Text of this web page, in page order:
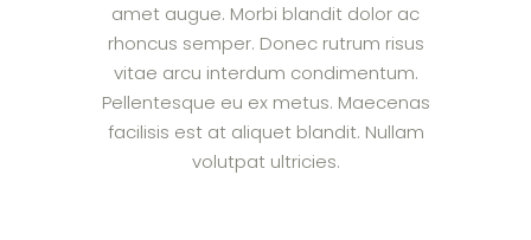
amet augue. Morbi blandit dolor ac
rhoncus semper. Donec rutrum risus
vitae arcu interdum condimentum.
Pellentesque eu ex metus. Maecenas
facilisis est at aliquet blandit. Nullam
volutpat ultricies.